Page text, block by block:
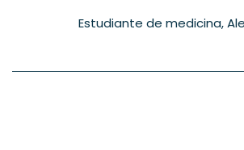
Estudiante de medicina,